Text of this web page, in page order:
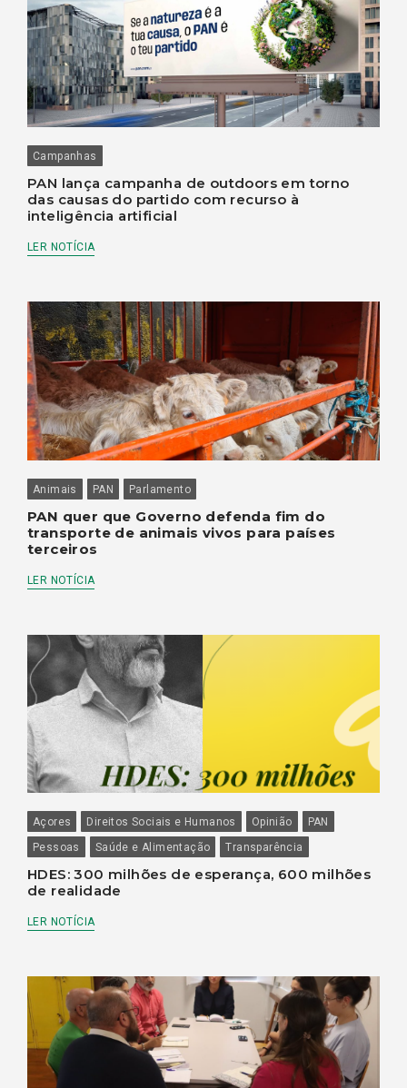
Campanhas
PAN lança campanha de outdoors em torno
das causas do partido com recurso à
inteligência artificial
LER NOTÍCIA
Animais PAN Parlamento
PAN quer que Governo defenda fim do
transporte de animais vivos para países
terceiros
LER NOTÍCIA
Açores Direitos Sociais e Humanos Opinião
PAN
Pessoas
Saúde e Alimentação Transparência
HDES: 300 milhões de esperança, 600 milhões
de realidade
LER NOTÍCIA